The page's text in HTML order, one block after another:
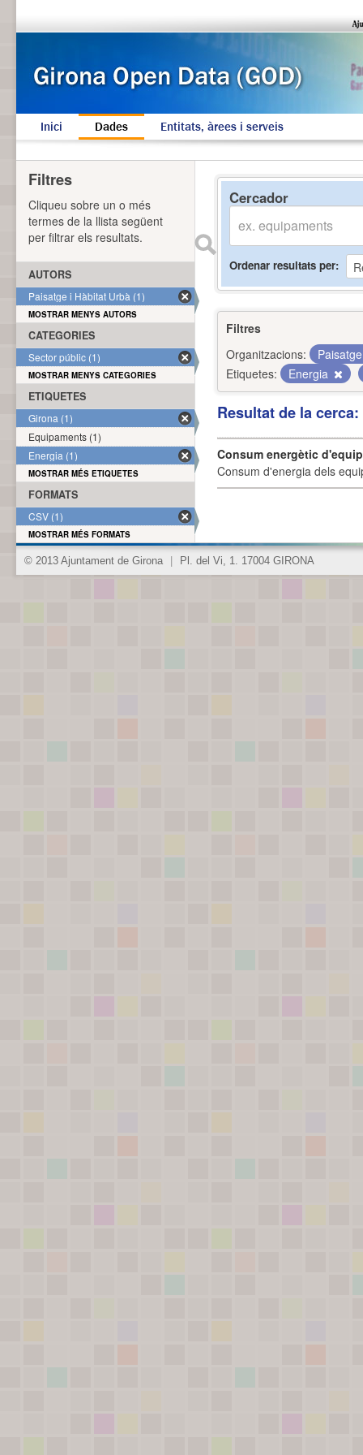
Inici Dades Entitats, àrees i serveis
Cercador
Ordenar resultats per
Filtres
Organitzacions:
Etiquetes:
Energia
Resultat de la
Consum energètic
Consum d'energia dels
Filtres
Cliqueu sobre un o més
termes de la llista següent
per filtrar els resultats.
AUTORS
Paisatge i Hàbitat Urbà (1)
MOSTRAR MENYS AUTORS
CATEGORIES
Sector públic (1)
MOSTRAR MENYS CATEGORIES
ETIQUETES
Girona (1)
Equipaments (1)
Energia (1)
MOSTRAR MÉS ETIQUETES
FORMATS
CSV (1)
MOSTRAR MÉS FORMATS
© 2013 Ajuntament de Girona Pl. del Vi, 1. 17004 GIRONA